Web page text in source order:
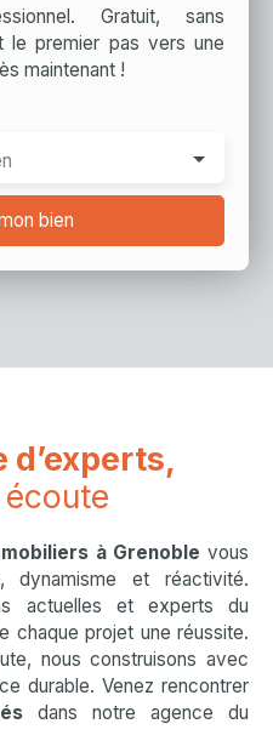
Gratuit, sans
le premier pas vers une
maintenant !
bien
d’experts,
à Grenoble vous
dynamisme et réactivité.
actuelles et experts du
chaque projet une réussite.
nous construisons avec
durable. Venez rencontrer
dans notre agence du